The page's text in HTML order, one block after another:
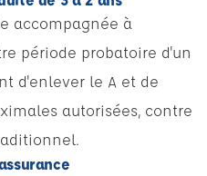
accompagnée à
période probatoire d'un
d'enlever le A et de
autorisées, contre